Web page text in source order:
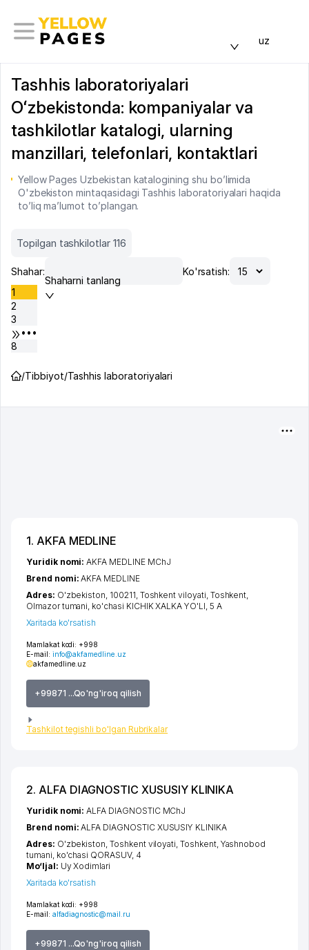
uz
Tashhis laboratoriyalari
Oʻzbekistonda: kompaniyalar va
tashkilotlar katalogi, ularning
manzillari, telefonlari, kontaktlari
Yellow Pages Uzbekistan katalogining shu bo’limida
O'zbekiston mintaqasidagi Tashhis laboratoriyalari haqida
to’liq ma’lumot to’plangan.
Topilgan tashkilotlar 116
Shahar:
Shaharni tanlang
Ko'rsatish:
1
2
3
•••
8
/Tibbiyot/Tashhis laboratoriyalari
1. AKFA MEDLINE
Mamlakat kodi: +998
E-mail: info@akfamedline.uz
akfamedline.uz
+99871 ...Qo'ng'iroq qilish
Tashkilot tegishli bo'lgan Rubrikalar
Yuridik nomi:AKFA MEDLINE MChJ
Brend nomi:AKFA MEDLINE
Adres: O'zbekiston, 100211, Toshkent viloyati Toshkent
Olmazor tumani ko'chasi KICHIK XALKA YO'LI , 5 А
Xaritada ko'rsatish
2. ALFA DIAGNOSTIC XUSUSIY KLINIKA
Mamlakat kodi: +998
E-mail: alfadiagnostic@mail.ru
+99871 ...Qo'ng'iroq qilish
Yuridik nomi:ALFA DIAGNOSTIC MChJ
Brend nomi:ALFA DIAGNOSTIC XUSUSIY KLINIKA
Adres: O'zbekiston,Toshkent viloyati,Toshkent, Yashnobod
tumani, ko'chasi QORASUV, 4
Mo‘ljal: Uy Xodimlari
Xaritada ko'rsatish